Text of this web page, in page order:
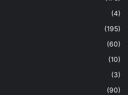
(4)
(195)
(60)
(10)
(3)
(90)